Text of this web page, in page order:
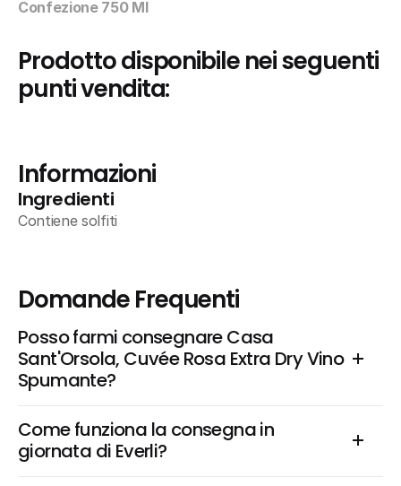
Confezione 750 Ml
Prodotto disponibile nei seguenti
punti vendita:
Informazioni
Ingredienti
Contiene solfiti
Domande Frequenti
Posso farmi consegnare Casa
Sant'Orsola, Cuvée Rosa Extra Dry Vino
Spumante?
Come funziona la consegna in
giornata di Everli?